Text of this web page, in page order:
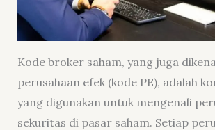
Kode broker saham, yang juga
perusahaan efek (kode PE), adalah
yang digunakan untuk mengenali
sekuritas di pasar saham. Setiap